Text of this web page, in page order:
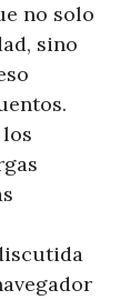
no solo
sino